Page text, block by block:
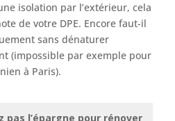
isolation par l’extérieur, cela
de votre DPE. Encore faut-il
sans dénaturer
(impossible par exemple pour
à Paris).
pas l’épargne pour rénover